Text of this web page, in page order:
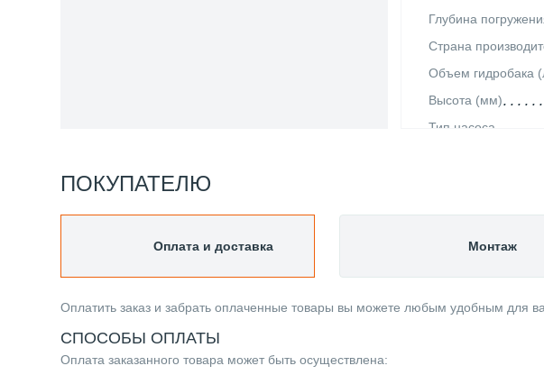
Глубина
Страна
Объем гидробака
Высота (мм)
Тип насоса
Мощность (кВт)
ПОКУПАТЕЛЮ
Оплата и доставка
Оплатить заказ и забрать оплаченные товары вы можете любым удобным для
СПОСОБЫ ОПЛАТЫ
Оплата заказанного товара может быть осуществлена:
Монтаж